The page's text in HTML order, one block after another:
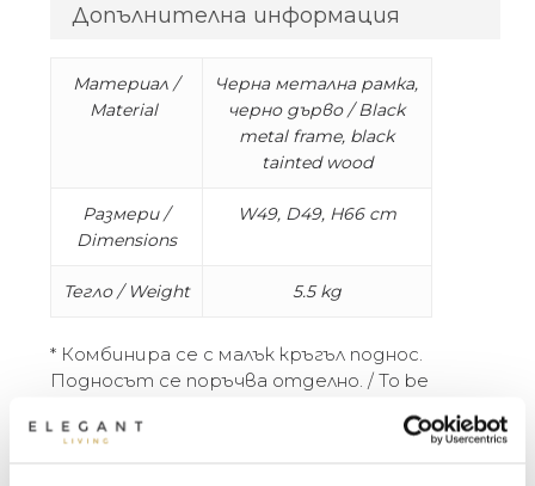
Допълнителна информация
Материал /
Material
Черна метална рамка,
черно дърво / Black
metal frame, black
tainted wood
Размери /
Dimensions
W49, D49, H66 cm
Тегло / Weight 5.5 kg
* Комбинира се с малък кръгъл поднос.
Подносът се поръчва отделно. / To be
ordered separately.